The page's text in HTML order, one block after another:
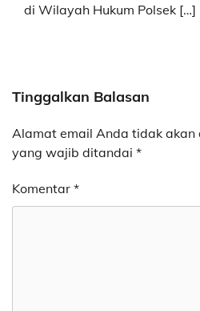
di Wilayah Hukum Polsek […]
Tinggalkan Balasan
Alamat email Anda tidak akan
yang wajib ditandai *
Komentar *